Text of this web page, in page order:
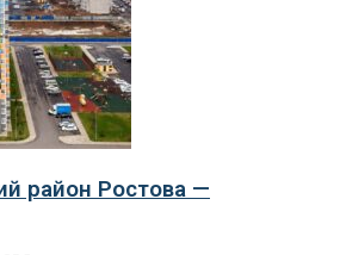
район Ростова —